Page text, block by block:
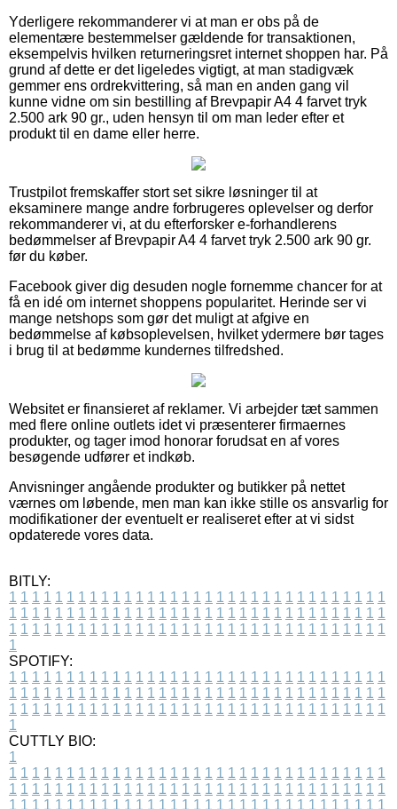
Yderligere rekommanderer vi at man er obs på de
elementære bestemmelser gældende for transaktionen,
eksempelvis hvilken returneringsret internet shoppen har. På
grund af dette er det ligeledes vigtigt, at man stadigvæk
gemmer ens ordrekvittering, så man en anden gang vil
kunne vidne om sin bestilling af Brevpapir A4 4 farvet tryk
2.500 ark 90 gr., uden hensyn til om man leder efter et
produkt til en dame eller herre.
Trustpilot fremskaffer stort set sikre løsninger til at
eksaminere mange andre forbrugeres oplevelser og derfor
rekommanderer vi, at du efterforsker e-forhandlerens
bedømmelser af Brevpapir A4 4 farvet tryk 2.500 ark 90 gr.
før du køber.
Facebook giver dig desuden nogle fornemme chancer for at
få en idé om internet shoppens popularitet. Herinde ser vi
mange netshops som gør det muligt at afgive en
bedømmelse af købsoplevelsen, hvilket ydermere bør tages
i brug til at bedømme kundernes tilfredshed.
Websitet er finansieret af reklamer. Vi arbejder tæt sammen
med flere online outlets idet vi præsenterer firmaernes
produkter, og tager imod honorar forudsat en af vores
besøgende udfører et indkøb.
Anvisninger angående produkter og butikker på nettet
værnes om løbende, men man kan ikke stille os ansvarlig for
modifikationer der eventuelt er realiseret efter at vi sidst
opdaterede vores data.
BITLY:
1 1 1 1 1 1 1 1 1 1 1 1 1 1 1 1 1 1 1 1 1 1 1 1 1 1 1 1 1 1 1 1 1
1 1 1 1 1 1 1 1 1 1 1 1 1 1 1 1 1 1 1 1 1 1 1 1 1 1 1 1 1 1 1 1 1
1 1 1 1 1 1 1 1 1 1 1 1 1 1 1 1 1 1 1 1 1 1 1 1 1 1 1 1 1 1 1 1 1
1
SPOTIFY:
1 1 1 1 1 1 1 1 1 1 1 1 1 1 1 1 1 1 1 1 1 1 1 1 1 1 1 1 1 1 1 1 1
1 1 1 1 1 1 1 1 1 1 1 1 1 1 1 1 1 1 1 1 1 1 1 1 1 1 1 1 1 1 1 1 1
1 1 1 1 1 1 1 1 1 1 1 1 1 1 1 1 1 1 1 1 1 1 1 1 1 1 1 1 1 1 1 1 1
1
CUTTLY BIO:
1
1 1 1 1 1 1 1 1 1 1 1 1 1 1 1 1 1 1 1 1 1 1 1 1 1 1 1 1 1 1 1 1 1
1 1 1 1 1 1 1 1 1 1 1 1 1 1 1 1 1 1 1 1 1 1 1 1 1 1 1 1 1 1 1 1 1
1 1 1 1 1 1 1 1 1 1 1 1 1 1 1 1 1 1 1 1 1 1 1 1 1 1 1 1 1 1 1 1 1